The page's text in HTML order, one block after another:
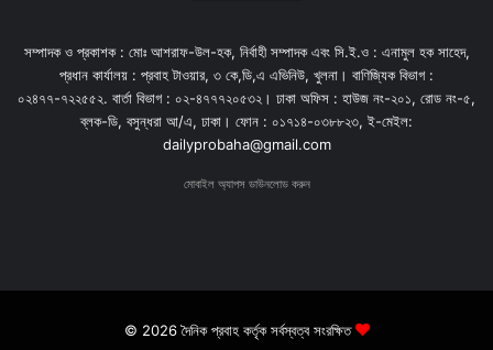
সম্পাদক ও প্রকাশক : মোঃ আশরাফ-উল-হক, নির্বাহী সম্পাদক এবং সি.ই.ও : এনামুল হক সাহেদ,
প্রধান কার্যালয় : প্রবাহ টাওয়ার, ৩ কে,ডি,এ এভিনিউ, খুলনা। বাণিজ্যিক বিভাগ :
০২৪৭৭-৭২২৫৫২. বার্তা বিভাগ : ০২-৪৭৭৭২০৫৩২। ঢাকা অফিস : হাউজ নং-২০১, রোড নং-৫,
ব্লক-ডি, বসুন্ধরা আ/এ, ঢাকা। ফোন : ০১৭১৪-০৩৮৮২৩, ই-মেইল:
dailyprobaha@gmail.com
মোবাইল অ্যাপস ডাউনলোড করুন
© 2026 দৈনিক প্রবাহ কর্তৃক সর্বস্বত্ব সংরক্ষিত